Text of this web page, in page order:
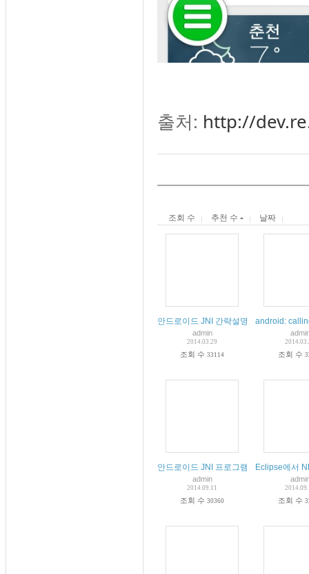
출처: http://
조회 수 추천 수 날짜
안드로이드 JNI 간략설명
admin
2014.03.29
조회 수 33114
android:
조회 수
안드로이드 JNI 프로그램 작성을 위한 개
admin
2014.09.11
조회 수 30360
Eclipse에서
조회 수